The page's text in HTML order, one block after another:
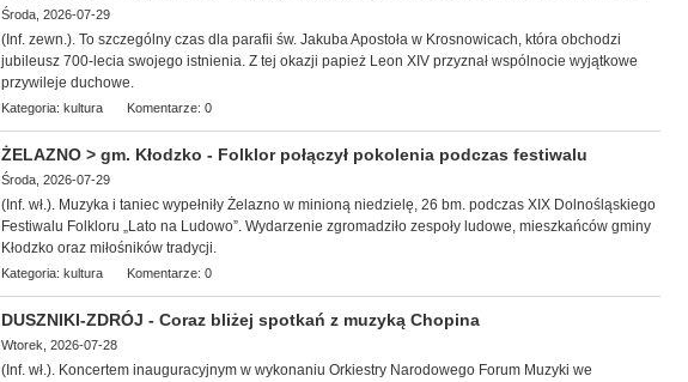
Środa, 2026-07-29
(Inf. zewn.). To szczególny czas dla parafii św. Jakuba Apostoła w Krosnowicach, która obchodzi
jubileusz 700-lecia swojego istnienia. Z tej okazji papież Leon XIV przyznał wspólnocie wyjątkowe
przywileje duchowe.
Kategoria: kultura Komentarze: 0
ŻELAZNO > gm. Kłodzko - Folklor połączył pokolenia podczas festiwalu
Środa, 2026-07-29
(Inf. wł.). Muzyka i taniec wypełniły Żelazno w minioną niedzielę, 26 bm. podczas XIX Dolnośląskiego
Festiwalu Folkloru „Lato na Ludowo”. Wydarzenie zgromadziło zespoły ludowe, mieszkańców gminy
Kłodzko oraz miłośników tradycji.
Kategoria: kultura Komentarze: 0
DUSZNIKI-ZDRÓJ - Coraz bliżej spotkań z muzyką Chopina
Wtorek, 2026-07-28
(Inf. wł.). Koncertem inauguracyjnym w wykonaniu Orkiestry Narodowego Forum Muzyki we